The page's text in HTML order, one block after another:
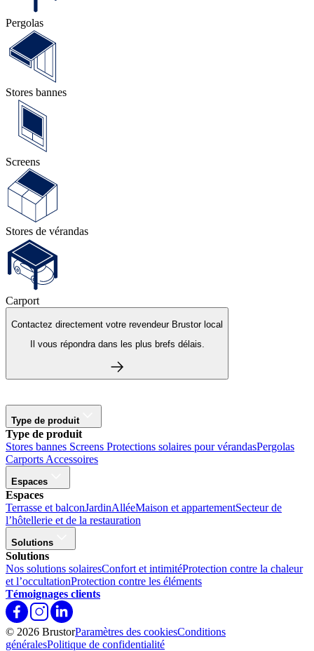
Pergolas
Stores bannes
Screens
Stores de vérandas
Carport
Contactez directement votre revendeur Brustor local
Il vous répondra dans les plus brefs délais.
Type de produit
Type de produit
Stores bannes Screens Protections solaires pour vérandasPergolas
Carports Accessoires
Espaces
Espaces
Terrasse et balconJardinAlléeMaison et appartementSecteur de
l’hôtellerie et de la restauration
Solutions
Solutions
Nos solutions solairesConfort et intimitéProtection contre la chaleur
et l’occultationProtection contre les éléments
Témoignages clients
© 2026 BrustorParamètres des cookiesConditions
généralesPolitique de confidentialité